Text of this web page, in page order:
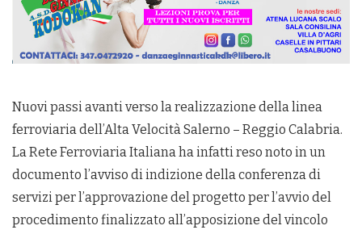
Nuovi passi avanti verso la realizzazione della linea
ferroviaria dell’Alta Velocità Salerno – Reggio Calabria.
La Rete Ferroviaria Italiana ha infatti reso noto in un
documento l’avviso di indizione della conferenza di
servizi per l’approvazione del progetto per l’avvio del
procedimento finalizzato all’apposizione del vincolo